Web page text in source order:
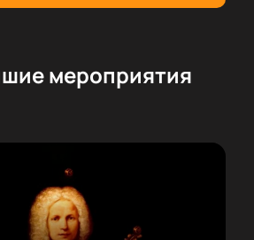
мероприятия